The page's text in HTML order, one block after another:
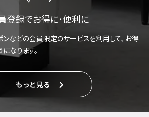
登録でお得に・便利に
ンなどの会員限定のサービスを利用して、お得
なります。
もっと見る